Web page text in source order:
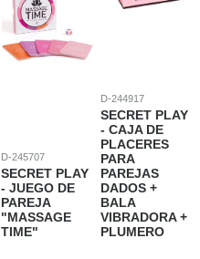
D-245707
SECRET PLAY
- JUEGO DE
PAREJA
"MASSAGE
TIME"
D-244917
SECRET PLAY
- CAJA DE
PLACERES
PARA
PAREJAS
DADOS +
BALA
VIBRADORA +
PLUMERO